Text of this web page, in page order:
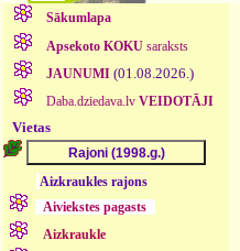
Sākumlapa
Apsekoto KOKUsaraksts
JAUNUMI (01.08.2026.)
Daba.dziedava.lv VEIDOTĀJI
Vietas
Aizkraukles rajons
Aiviekstes pagasts
Aizkraukle